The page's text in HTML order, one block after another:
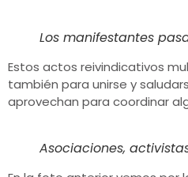
Los manifestantes
Estos actos reivindicativos
también para unirse y
aprovechan para coordinar
Asociaciones,